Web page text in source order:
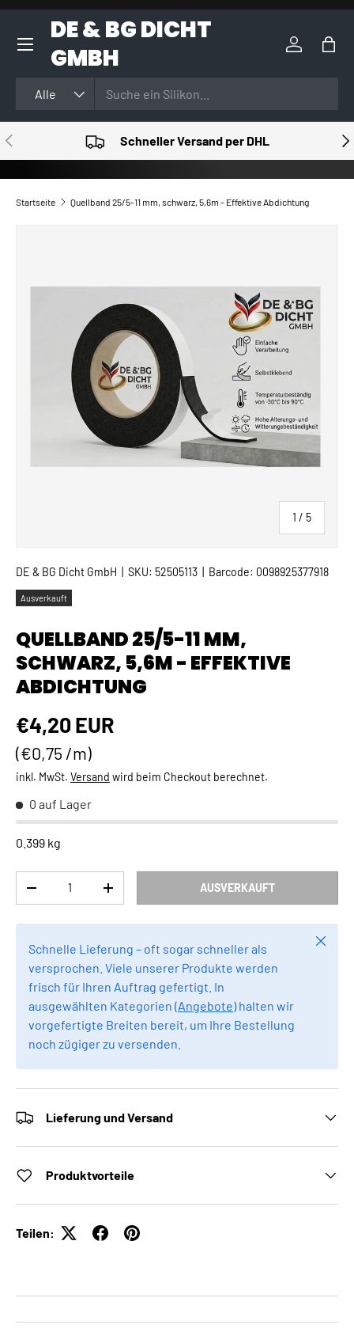
DIREKT ZUM INHALT
DE & BG DICHT
GMBH
Alle
Einloggen
VORHERIGE Schneller Versand per DHL
Startseite Quellband 25/5-11 mm, schwarz, 5,6m - Effektive Abdichtung
1 / von
5
DE & BG Dicht GmbH SKU: 52505113 Barcode: 0098925377918
Ausverkauft
QUELLBAND 25/5-11 MM,
SCHWARZ, 5,6M - EFFEKTIVE
ABDICHTUNG
Normaler Preis
€4,20 EUR
Grundpreis
€0,75 /m
inkl. MwSt. Versand wird beim Checkout berechnet.
0 auf Lager
0.399 kg
MENGE VERRINGERNMENGE ERHÖHEN AUSVERKAUFT
Schnelle Lieferung – oft sogar schneller als
versprochen. Viele unserer Produkte werden
frisch für Ihren Auftrag gefertigt. In
ausgewählten Kategorien (Angebote) halten wir
vorgefertigte Breiten bereit, um Ihre Bestellung
noch zügiger zu versenden.
Lieferung und Versand
Produktvorteile
Teilen: